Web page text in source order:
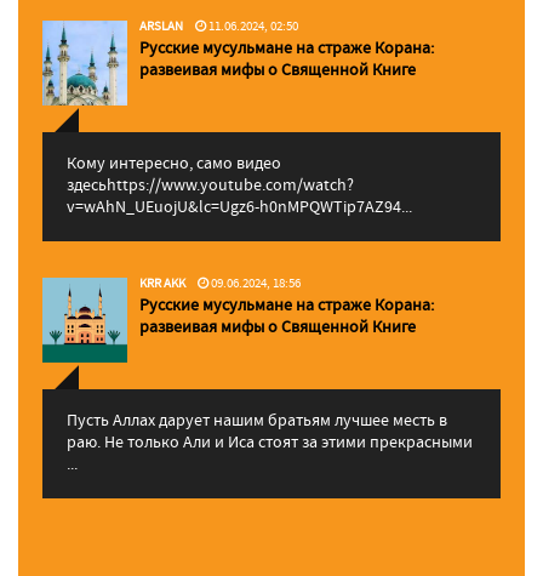
ARSLAN 11.06.2024, 02:50
Русские мусульмане на страже Корана:
pазвеивая мифы о Священной Книге
Кому интересно, само видео
здесьhttps://www.youtube.com/watch?
v=wAhN_UEuojU&lc=Ugz6-h0nMPQWTip7AZ94...
KRR AKK 09.06.2024, 18:56
Русские мусульмане на страже Корана:
pазвеивая мифы о Священной Книге
Пусть Аллах дарует нашим братьям лучшее месть в
раю. Не только Али и Иса стоят за этими прекрасными
...